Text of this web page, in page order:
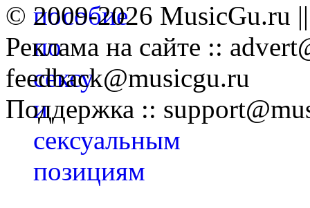
© 2009-2026 MusicGu.ru
Реклама на сайте ::
feedback@musicgu.ru
Поддержка ::